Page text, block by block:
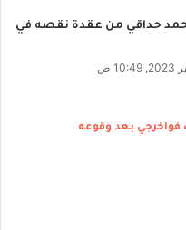
حداقي من عقدة نقصه في
بعد وقوعه